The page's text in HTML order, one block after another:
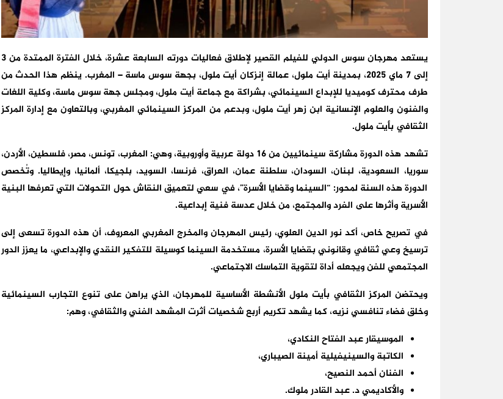
يستعد مهرجان سوس الدولي للفيلم القصير لإطلاق فعاليات دورته السابعة عشرة، خلال الفترة الممتدة من 3
إلى 7 ماي 2025، بمدينة أيت ملول، عمالة إنزكان أيت ملول، بجهة سوس ماسة – المغرب. ينظم هذا الحدث من
طرف محترف كوميديا للإبداع السينمائي، بشراكة مع جماعة أيت ملول، ومجلس جهة سوس ماسة، وكلية اللغات
والفنون والعلوم الإنسانية ابن زهر أيت ملول، وبدعم من المركز السينمائي المغربي، وبالتعاون مع إدارة المركز
الثقافي بأيت ملول.
تشهد هذه الدورة مشاركة سينمائيين من 16 دولة عربية وأوروبية، وهي: المغرب، تونس، مصر، فلسطين، الأردن،
سوريا، السعودية، لبنان، السودان، سلطنة عمان، العراق، فرنسا، السويد، بلجيكا، ألمانيا، وإيطاليا. وتُخصص
الدورة هذه السنة لمحور: “السينما وقضايا الأسرة”، في سعي لتعميق النقاش حول التحولات التي تعرفها البنية
الأسرية وأثرها على الفرد والمجتمع، من خلال عدسة فنية إبداعية.
في تصريح خاص، أكد نور الدين العلوي، رئيس المهرجان والمخرج المغربي المعروف، أن هذه الدورة تسعى إلى
ترسيخ وعي ثقافي وقانوني بقضايا الأسرة، مستخدمة السينما كوسيلة للتفكير النقدي والإبداعي، ما يعزز الدور
المجتمعي للفن ويجعله أداة لتقوية التماسك الاجتماعي.
ويحتضن المركز الثقافي بأيت ملول الأنشطة الأساسية للمهرجان، الذي يراهن على تنوع التجارب السينمائية
وخلق فضاء تنافسي نزيه، كما يشهد تكريم أربع شخصيات أثرت المشهد الفني والثقافي، وهم:
الموسيقار عبد الفتاح النكادي،
الكاتبة والسينيفيلية أمينة الصيباري،
الفنان أحمد النصيح،
والأكاديمي د. عبد القادر ملوك.